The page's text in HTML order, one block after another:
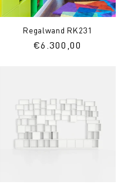
Regalwand RK231
Normaler
€6.300,00